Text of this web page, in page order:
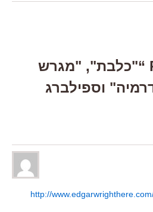
7 Responses to “"כלבת", "מגרש
וספילברג
http://